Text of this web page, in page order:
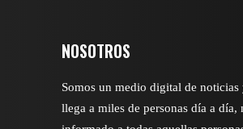
NOSOTROS
Somos un medio digital de
llega a miles de personas día a